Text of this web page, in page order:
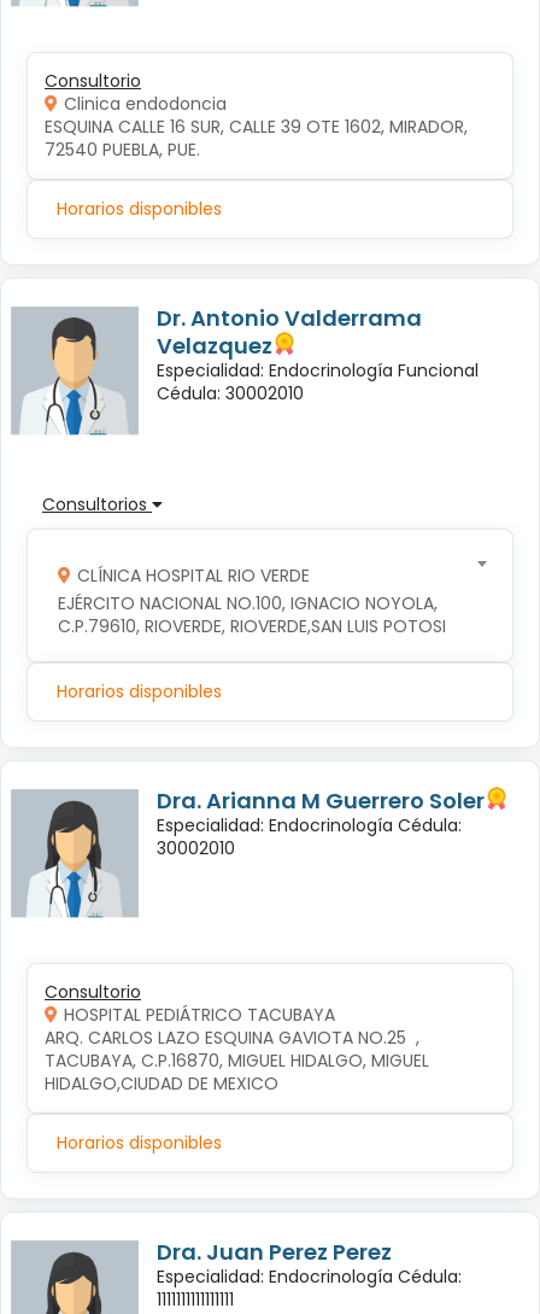
Consultorio
Clinica endodoncia
ESQUINA CALLE 16 SUR, CALLE 39 OTE 1602, MIRADOR,
72540 PUEBLA, PUE.
Horarios disponibles
Dr. Antonio Valderrama
Velazquez
Especialidad: Endocrinología Funcional
Cédula: 30002010
Consultorios
CLÍNICA HOSPITAL RIO VERDE
EJÉRCITO NACIONAL NO.100, IGNACIO NOYOLA,
C.P.79610, RIOVERDE, RIOVERDE,SAN LUIS POTOSI
Horarios disponibles
Dra. Arianna M Guerrero Soler
Especialidad: Endocrinología Cédula:
30002010
Consultorio
HOSPITAL PEDIÁTRICO TACUBAYA
ARQ. CARLOS LAZO ESQUINA GAVIOTA NO.25  ,
TACUBAYA, C.P.16870, MIGUEL HIDALGO, MIGUEL
HIDALGO,CIUDAD DE MEXICO
Horarios disponibles
Dra. Juan Perez Perez
Especialidad: Endocrinología Cédula:
1111111111111111